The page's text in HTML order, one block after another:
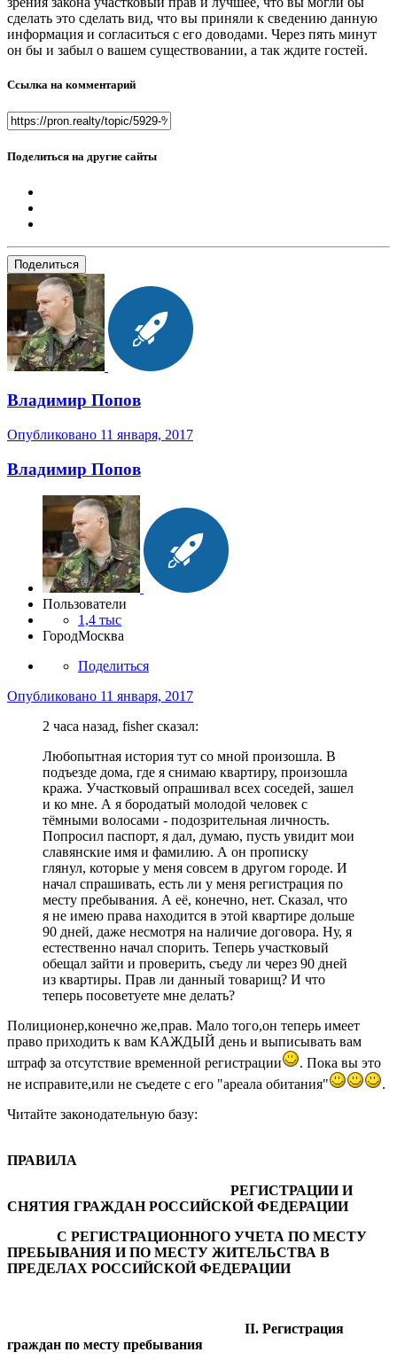
сделать это сделать вид, что вы приняли к сведению данную
информация и согласиться с его доводами. Через пять минут
он бы и забыл о вашем существовании, а так ждите гостей.
Ссылка на комментарий
Поделиться на другие сайты
Поделиться
Владимир Попов
Опубликовано 11 января, 2017
Владимир Попов
Пользователи
1,4 тыс
ГородМосква
Поделиться
Опубликовано 11 января, 2017
2 часа назад, fisher сказал:
Любопытная история тут со мной произошла. В
подъезде дома, где я снимаю квартиру, произошла
кража. Участковый опрашивал всех соседей, зашел
и ко мне. А я бородатый молодой человек с
тёмными волосами - подозрительная личность.
Попросил паспорт, я дал, думаю, пусть увидит мои
славянские имя и фамилию. А он прописку
глянул, которые у меня совсем в другом городе. И
начал спрашивать, есть ли у меня регистрация по
месту пребывания. А её, конечно, нет. Сказал, что
я не имею права находится в этой квартире дольше
90 дней, даже несмотря на наличие договора. Ну, я
естественно начал спорить. Теперь участковый
обещал зайти и проверить, съеду ли через 90 дней
из квартиры. Прав ли данный товарищ? И что
теперь посоветуете мне делать?
Полиционер,конечно же,прав. Мало того,он теперь имеет
право приходить к вам КАЖДЫЙ день и выписывать вам
штраф за отсутствие временной регистрации
. Пока вы это
не исправите,или не съедете с его "ареала обитания"
.
Читайте законодательную базу:
ПРАВИЛА
РЕГИСТРАЦИИ И
СНЯТИЯ ГРАЖДАН РОССИЙСКОЙ ФЕДЕРАЦИИ
С РЕГИСТРАЦИОННОГО УЧЕТА ПО МЕСТУ
ПРЕБЫВАНИЯ И ПО МЕСТУ ЖИТЕЛЬСТВА В
ПРЕДЕЛАХ РОССИЙСКОЙ ФЕДЕРАЦИИ
II. Регистрация
граждан по месту пребывания